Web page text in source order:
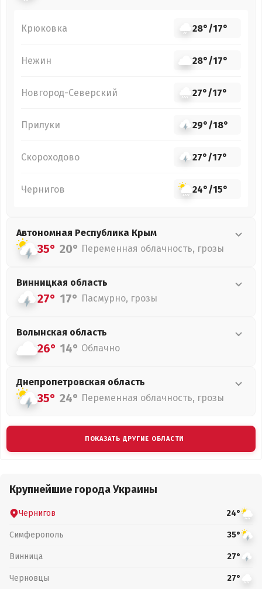
Крюковка 28°/17°
Нежин 28°/17°
Новгород-Северский 27°/17°
Прилуки 29°/18°
Скороходово 27°/17°
Чернигов 24°/15°
Автономная Республика Крым
35° 20° Переменная облачность, грозы
Винницкая область
27° 17° Пасмурно, грозы
Волынская область
26° 14° Облачно
Днепропетровская область
35° 24° Переменная облачность, грозы
ПОКАЗАТЬ ДРУГИЕ ОБЛАСТИ
Крупнейшие города Украины
Чернигов 24°
Симферополь 35°
Винница 27°
Черновцы 27°